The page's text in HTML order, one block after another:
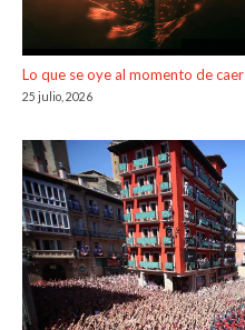
Lo que se oye al momento de caer
25 julio, 2026